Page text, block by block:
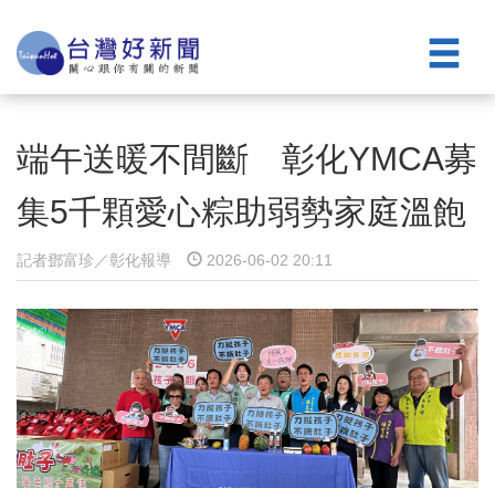
端午送暖不間斷 彰化YMCA募
集5千顆愛心粽助弱勢家庭溫飽
記者鄧富珍／彰化報導 2026-06-02 20:11